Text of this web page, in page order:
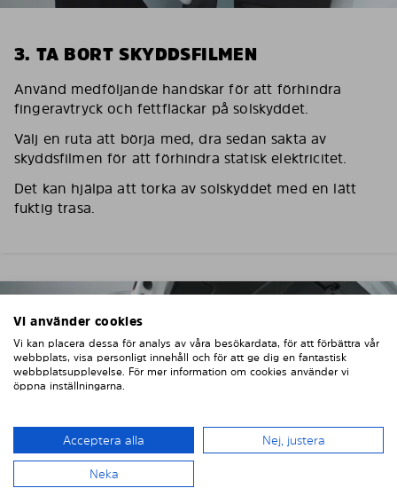
3. TA BORT SKYDDSFILMEN
Använd medföljande handskar för att förhindra
fingeravtryck och fettfläckar på solskyddet.
Välj en ruta att börja med, dra sedan sakta av
skyddsfilmen för att förhindra statisk elektricitet.
Det kan hjälpa att torka av solskyddet med en lätt
fuktig trasa.
Vi använder cookies
Vi kan placera dessa för analys av våra besökardata, för att förbättra vår
webbplats, visa personligt innehåll och för att ge dig en fantastisk
webbplatsupplevelse. För mer information om cookies använder vi
öppna inställningarna.
Acceptera alla Nej, justera
Neka